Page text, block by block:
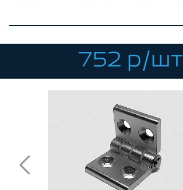
КОМПЛЕКТУЮЩИЕ К ЧПУ
АКСЕССУАРЫ ДЛЯ V-ПАЗА
СИСТЕМА ТРУБНАЯ МОДУЛЬНАЯ
СИСТЕМА ТРУБНАЯ КОНСТРУКЦИОННАЯ
ВНУТРЕННИЕ УГЛОВЫЕ СОЕДИНИТЕЛИ
752 р/шт